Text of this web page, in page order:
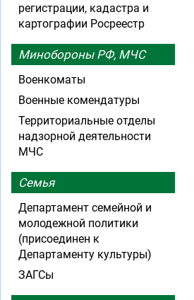
регистрации, кадастра и
картографии Росреестр
Минобороны РФ, МЧС
Военкоматы
Военные комендатуры
Территориальные отделы
надзорной деятельности
МЧС
Семья
Департамент семейной и
молодежной политики
(присоединен к
Департаменту культуры)
ЗАГСы